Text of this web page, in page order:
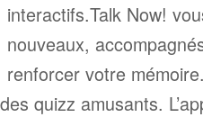
interactifs.Talk Now!
nouveaux,
renforcer votre
quizz amusants.